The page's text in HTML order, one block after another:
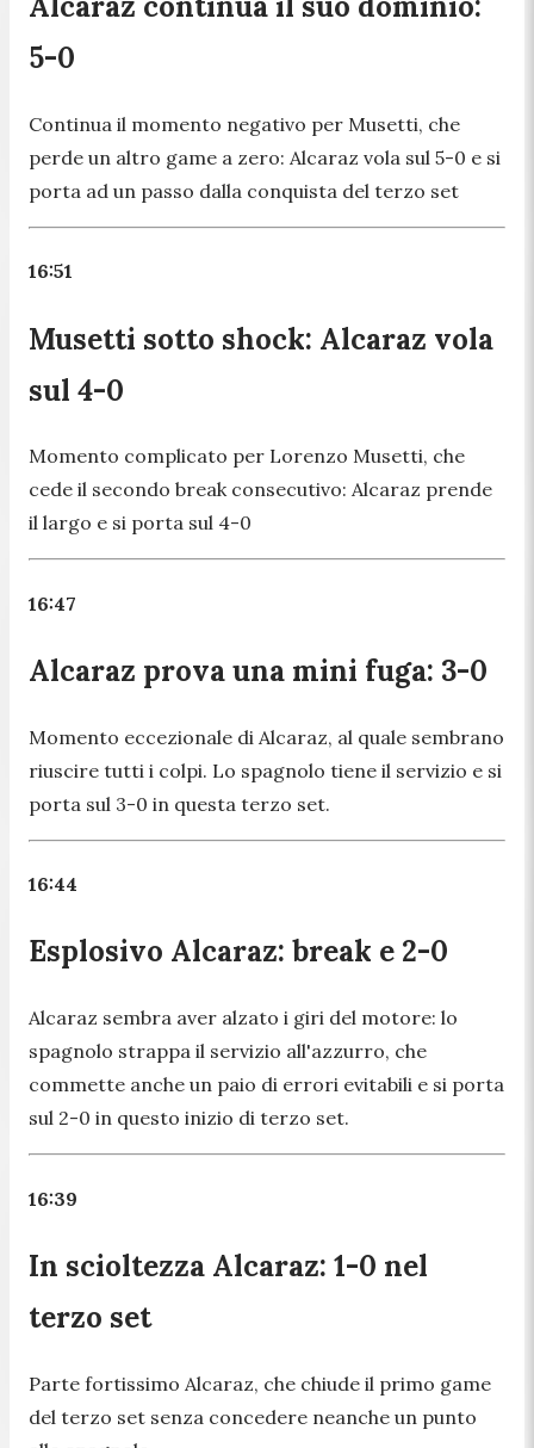
5-0
Continua il momento negativo per Musetti, che
perde un altro game a zero: Alcaraz vola sul 5-0 e si
porta ad un passo dalla conquista del terzo set
16:51
Musetti sotto shock: Alcaraz vola
sul 4-0
Momento complicato per Lorenzo Musetti, che
cede il secondo break consecutivo: Alcaraz prende
il largo e si porta sul 4-0
16:47
Alcaraz prova una mini fuga: 3-0
Momento eccezionale di Alcaraz, al quale sembrano
riuscire tutti i colpi. Lo spagnolo tiene il servizio e si
porta sul 3-0 in questa terzo set.
16:44
Esplosivo Alcaraz: break e 2-0
Alcaraz sembra aver alzato i giri del motore: lo
spagnolo strappa il servizio all'azzurro, che
commette anche un paio di errori evitabili e si porta
sul 2-0 in questo inizio di terzo set.
16:39
In scioltezza Alcaraz: 1-0 nel
terzo set
Parte fortissimo Alcaraz, che chiude il primo game
del terzo set senza concedere neanche un punto